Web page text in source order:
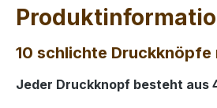
10 schlichte Druckknöpfe
Jeder Druckknopf besteht aus